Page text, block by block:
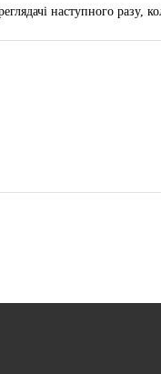
наступного разу,